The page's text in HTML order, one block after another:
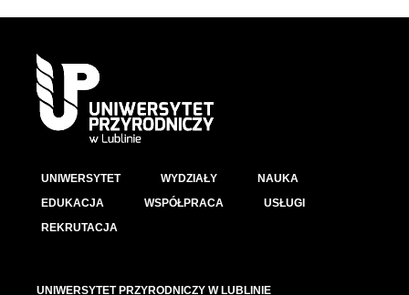
UNIWERSYTET WYDZIAŁY
NAUKA
EDUKACJA
WSPÓŁPRACA
USŁUGI
REKRUTACJA
UNIWERSYTET PRZYRODNICZY W LUBLINIE